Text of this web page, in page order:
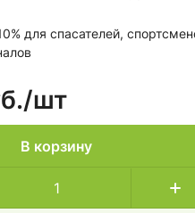
для спасателей,
шт
В корзину